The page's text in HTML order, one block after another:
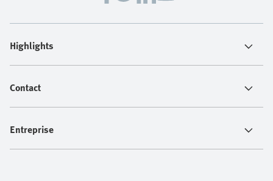
Highlights
Contact
Entreprise